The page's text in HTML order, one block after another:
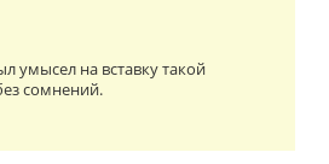
умысел на вставку такой
сомнений.